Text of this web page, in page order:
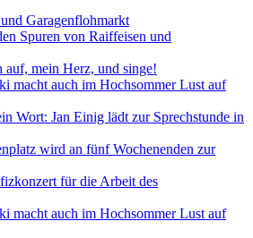
Garagenflohmarkt
Spuren von Raiffeisen und
auf, mein Herz, und singe!
macht auch im Hochsommer Lust auf
Wort: Jan Einig lädt zur Sprechstunde in
wird an fünf Wochenenden zur
für die Arbeit des
macht auch im Hochsommer Lust auf